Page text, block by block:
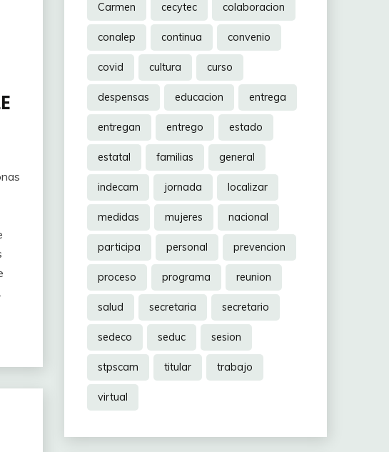
Carmen cecytec colaboracion
conalep continua convenio
covid cultura curso
despensas educacion entrega
entregan entrego estado
estatal familias general
indecam jornada localizar
medidas mujeres nacional
participa personal prevencion
proceso programa reunion
salud secretaria secretario
sedeco seduc sesion
stpscam titular trabajo
virtual